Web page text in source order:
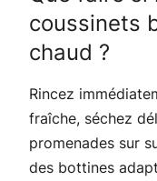
coussinets
chaud ?
Rincez
fraîche, séchez
promenades sur
des bottines